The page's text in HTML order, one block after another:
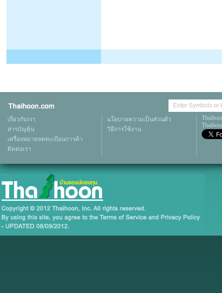
เกี่ยวกับเรา
สารบัญหุ้น
เครื่องหมายจดทะเบียนการค้า
ติดต่อเรา
นโยบายความเป็นส่วนตัว
วิธีการใช้งาน